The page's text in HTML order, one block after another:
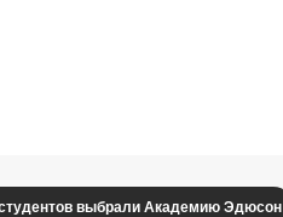
выбрали Академию Эдюсон